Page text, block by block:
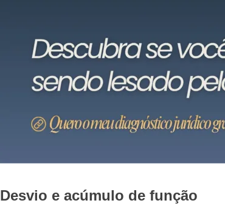
Desvio e acúmulo de função